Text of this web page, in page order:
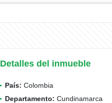
Detalles del inmueble
País: Colombia
Departamento: Cundinamarca